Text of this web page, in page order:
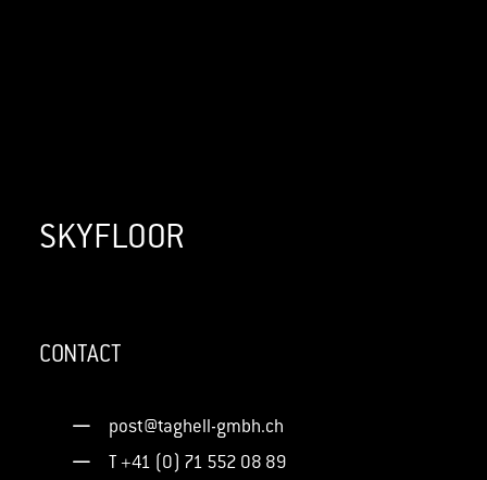
SKYFLOOR
CONTACT
post@taghell-gmbh.ch
T +41 (0) 71 552 08 89